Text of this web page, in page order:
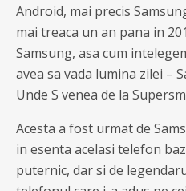
Android, mai precis
mai treaca un an pana in
Samsung, asa cum
avea sa vada lumina zilei –
Unde S venea de la
Acesta a fost urmat de
in esenta acelasi telefon
puternic, dar si de